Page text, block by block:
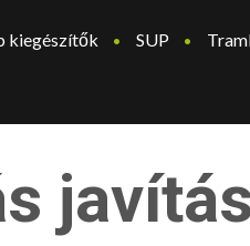
kiegészítők SUP